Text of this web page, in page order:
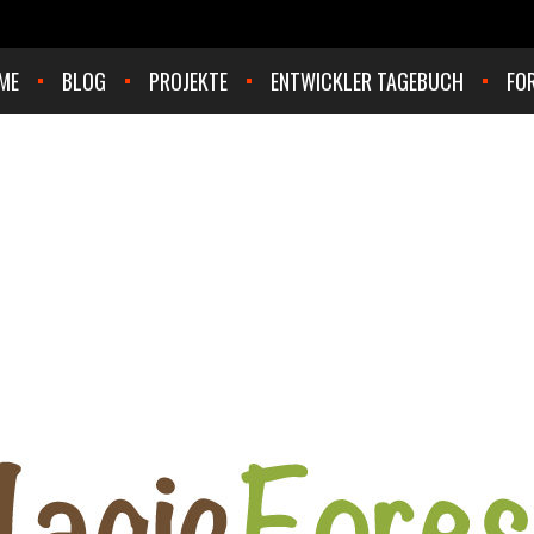
BLOG PROJEKTE ENTWICKLER TAGEBUCH